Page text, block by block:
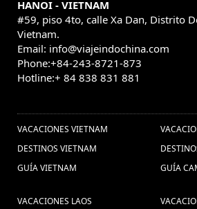
HANOI - VIETNAM
#59, piso 4to, calle Xa Dan, Distrito
Vietnam.
Email: info@viajeindochina.com
Phone:+84-243-8721-873
Hotline:+ 84 838 831 881
VACACIONES VIETNAM
DESTINOS VIETNAM
GUÍA VIETNAM
GUÍA
VACACIONES LAOS